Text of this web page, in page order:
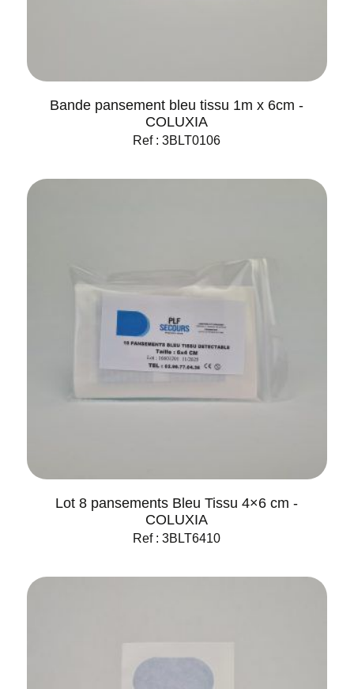
Bande pansement bleu tissu 1m x 6cm -
COLUXIA
Ref : 3BLT0106
Lot 8 pansements Bleu Tissu 4×6 cm -
COLUXIA
Ref : 3BLT6410